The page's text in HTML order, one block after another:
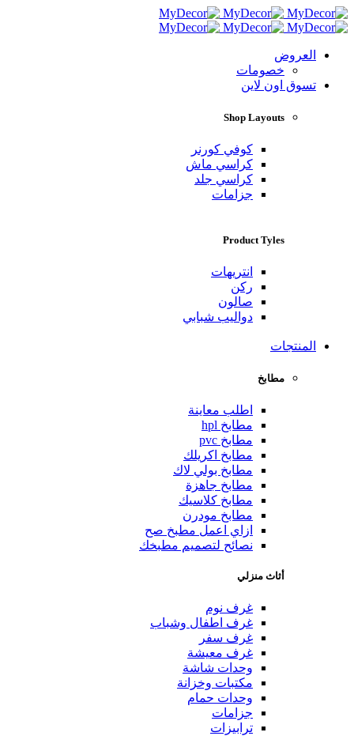
العروض
خصومات
تسوق اون لاين
Shop Layouts
كوفي كورنر
كراسي ماش
كراسي جلد
جزامات
Product Tyles
انتريهات
ركن
صالون
دواليب شبابي
المنتجات
مطابخ
اطلب معاينة
مطابخ hpl
مطابخ pvc
مطابخ اكريلك
مطابخ بولي لاك
مطابخ جاهزة
مطابخ كلاسيك
مطابخ مودرن
ازاي اعمل مطبخ صح
نصائح لتصميم مطبخك
أثاث منزلي
غرف نوم
غرف اطفال وشباب
غرف سفر
غرف معيشة
وحدات شاشة
مكتبات وخزانة
وحدات حمام
جزامات
ترابيزات